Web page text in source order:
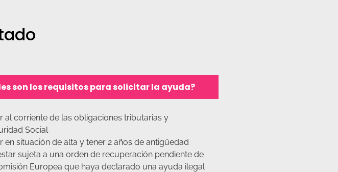
son los requisitos para solicitar la ayuda?
al corriente de las obligaciones tributarias y
Social
en situación de alta y tener 2 años de antigüedad
sujeta a una orden de recuperación pendiente de
Europea que haya declarado una ayuda ilegal